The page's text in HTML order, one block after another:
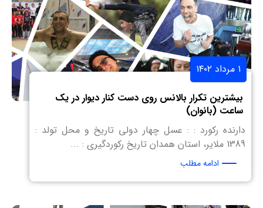
۱ مرداد ۱۴۰۲
بیشترین تکرار بالانس روی دست کنار دیوار در یک
ساعت (بانوان)
دارنده رکورد : : عسل چهار دولی تاریخ و محل تولد :
1389 ملایر، استان همدان تاریخ رکوردگیری : ...
ادامه مطلب